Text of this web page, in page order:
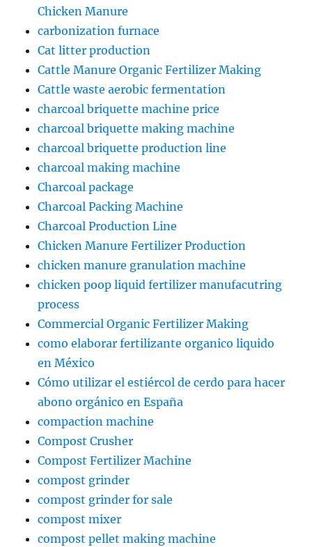
Chicken Manure
carbonization furnace
Cat litter production
Cattle Manure Organic Fertilizer Making
Cattle waste aerobic fermentation
charcoal briquette machine price
charcoal briquette making machine
charcoal briquette production line
charcoal making machine
Charcoal package
Charcoal Packing Machine
Charcoal Production Line
Chicken Manure Fertilizer Production
chicken manure granulation machine
chicken poop liquid fertilizer manufacutring
process
Commercial Organic Fertilizer Making
como elaborar fertilizante organico liquido
en México
Cómo utilizar el estiércol de cerdo para hacer
abono orgánico en España
compaction machine
Compost Crusher
Compost Fertilizer Machine
compost grinder
compost grinder for sale
compost mixer
compost pellet making machine